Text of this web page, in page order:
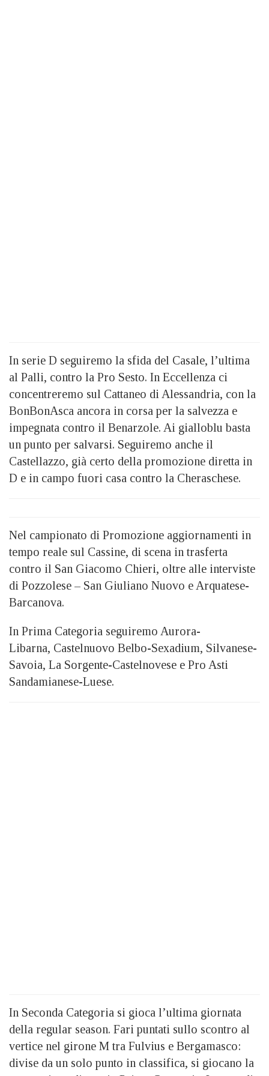
In serie D seguiremo la sfida del Casale, l’ultima
al Palli, contro la Pro Sesto. In Eccellenza ci
concentreremo sul Cattaneo di Alessandria, con la
BonBonAsca ancora in corsa per la salvezza e
impegnata contro il Benarzole. Ai gialloblu basta
un punto per salvarsi. Seguiremo anche il
Castellazzo, già certo della promozione diretta in
D e in campo fuori casa contro la Cheraschese.
Nel campionato di Promozione aggiornamenti in
tempo reale sul Cassine, di scena in trasferta
contro il San Giacomo Chieri, oltre alle interviste
di Pozzolese – San Giuliano Nuovo e Arquatese-
Barcanova.
In Prima Categoria seguiremo Aurora-
Libarna, Castelnuovo Belbo-Sexadium, Silvanese-
Savoia, La Sorgente-Castelnovese e Pro Asti
Sandamianese-Luese.
In Seconda Categoria si gioca l’ultima giornata
della regular season. Fari puntati sullo scontro al
vertice nel girone M tra Fulvius e Bergamasco:
divise da un solo punto in classifica, si giocano la